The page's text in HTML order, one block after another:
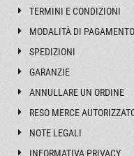
TERMINI E CONDIZIONI
MODALITÀ DI PAGAMENTO
SPEDIZIONI
GARANZIE
ANNULLARE UN ORDINE
RESO MERCE
NOTE LEGALI
INFORMATIVA PRIVACY